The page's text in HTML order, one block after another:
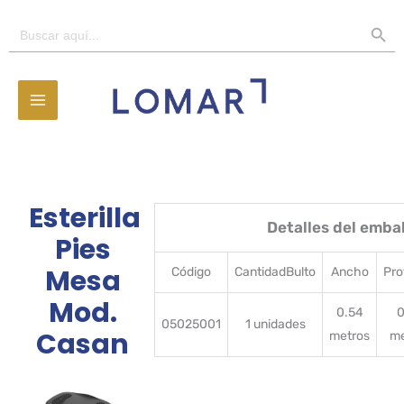
Buscar:
Esterilla
Pies
Mesa
Mod.
Casan
Detalles del
Código CantidadBulto Ancho
05025001 1 unidades
0.54
metros